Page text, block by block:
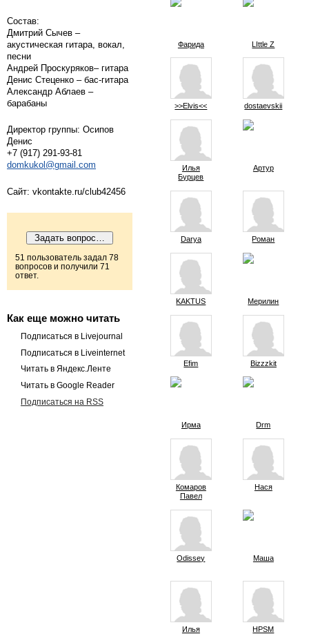
Состав:
Дмитрий Сычев –
акустическая гитара, вокал,
песни
Андрей Проскуряков– гитара
Денис Стеценко – бас-гитара
Александр Аблаев –
барабаны
Директор группы: Осипов
Денис
+7 (917) 291-93-81
domkukol@gmail.com
Сайт: vkontakte.ru/club42456
51 пользователь задал 78
вопросов и получили 71
ответ.
Как еще можно читать
Подписаться в Livejournal
Подписаться в Liveinternet
Читать в Яндекс.Ленте
Читать в Google Reader
Подписаться на RSS
Фарида LIttle Z
>>Elvis<< dostaevskii
Илья
Бурцев
Артур
Darya Роман
KAKTUS Мерилин
Efim Bizzzkit
Ирма Drm
Комаров
Павел
Нася
Odissey Маша
Илья HPSM